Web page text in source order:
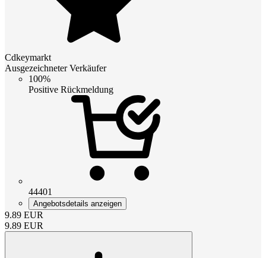
Cdkeymarkt
Ausgezeichneter Verkäufer
100%
Positive Rückmeldung
44401
Angebotsdetails anzeigen
9.89 EUR
9.89 EUR